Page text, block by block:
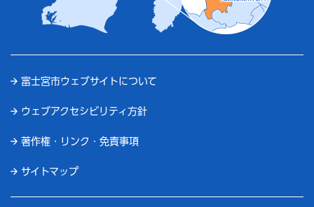
富士宮市ウェブサイトについて
ウェブアクセシビリティ方針
著作権・リンク・免責事項
サイトマップ